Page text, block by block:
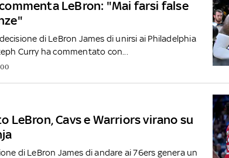
LeBron: "Mai farsi false
di LeBron James di unirsi ai Philadelphia
Curry ha commentato con...
LeBron, Cavs e Warriors virano su
di LeBron James di andare ai 76ers genera un